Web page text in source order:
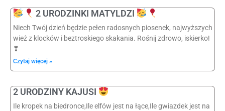
2 URODZINKI MATYLDZI
Niech Twój dzień będzie pełen radosnych piosenek, najwyższych
wież z klocków i beztroskiego skakania. Rośnij zdrowo, iskierko!
❣
Czytaj więcej »
2 URODZINY KAJUSI
Ile kropek na biedronce,Ile elfów jest na łące,Ile gwiazdek jest na